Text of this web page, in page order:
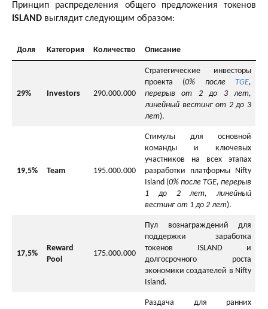
Принцип распределения общего предложения токенов
ISLAND выглядит следующим образом:
Доля Категория Количество Описание
29% Investors 290.000.000
Стратегические инвесторы
проекта (0% послеTGE,
перерыв от 2 до 3 лет,
линейный вестинг от 2 до 3
лет).
19,5% Team 195.000.000
Стимулы для основной
команды и ключевых
участников на всех этапах
разработки платформы Nifty
Island (0% после TGE, перерыв
1 до 2 лет, линейный
вестинг от 1 до 2 лет).
17,5%
Reward
Pool
175.000.000
Пул вознаграждений для
поддержки заработка
токенов ISLAND и
долгосрочного роста
экономики создателей в Nifty
Island.
Раздача для ранних